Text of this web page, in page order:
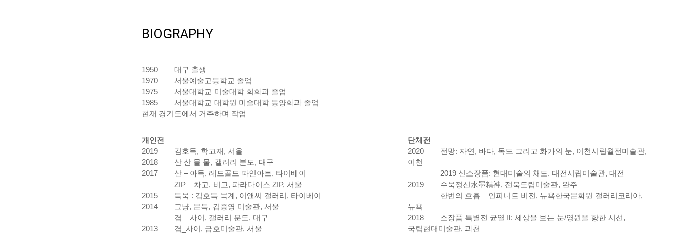
BIOGRAPHY
1950
대구 출생
1970
서울예술고등학교 졸업
1975
서울대학교 미술대학 회화과 졸업
1985
서울대학교 대학원 미술대학 동양화과 졸업
현재 경기도에서 거주하며 작업
개인전
2019
김호득, 학고재, 서울
2018
산 산 물 물, 갤러리 분도, 대구
2017
산 – 아득, 레드골드 파인아트, 타이베이
ZIP – 차고, 비고, 파라다이스 ZIP, 서울
2015
득묵 : 김호득 묵계, 이앤씨 갤러리, 타이베이
2014
그냥, 문득, 김종영 미술관, 서울
겹 – 사이, 갤러리 분도, 대구
2013
겹_사이, 금호미술관, 서울
단체전
2020
전망: 자연, 바다, 독도 그리고 화가의 눈, 이천시립월전미술관,
이천
2019 신소장품: 현대미술의 채도, 대전시립미술관, 대전
2019
수묵정신水墨精神, 전북도립미술관, 완주
한번의 호흡 – 인피니트 비전, 뉴욕한국문화원 갤러리코리아,
뉴욕
2018
소장품 특별전 균열 Ⅱ: 세상을 보는 눈/영원을 향한 시선,
국립현대미술관, 과천